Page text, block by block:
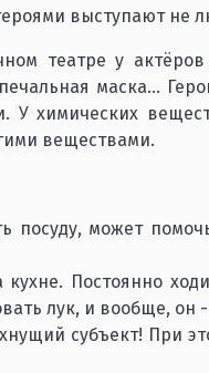
выступают не
театре у
маска…
У химических
веществами.
посуду, может
кухне. Постоянно
лук, и вообще,
субъект! При